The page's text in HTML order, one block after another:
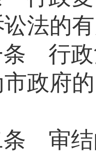
法的
行政
政府
审结